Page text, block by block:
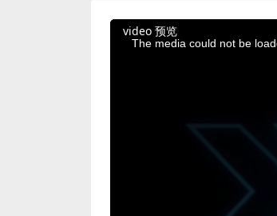
video 预览
This
The media could not be